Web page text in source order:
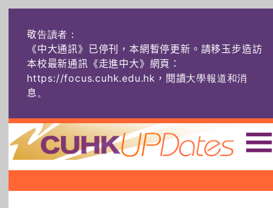
敬告讀者：
《中大通訊》已停刊，本網暫停更新。請移玉步造訪
本校最新通訊《走進中大》網頁：
https://focus.cuhk.edu.hk，閱讀大學報道和消
息。
主頁 |||